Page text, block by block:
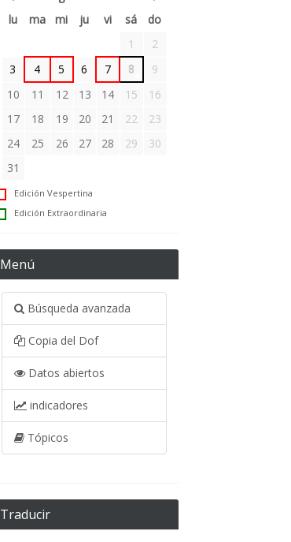
lu
ma mi ju vi sá
do
1
2
3
4 5 6 7 8
9
10
11 12 13 14 15
16
17
18 19 20 21 22
23
24
25 26 27 28 29
30
31
Edición Vespertina
Edición Extraordinaria
Menú
Búsqueda avanzada
Copia del Dof
Datos abiertos
indicadores
Tópicos
Traducir